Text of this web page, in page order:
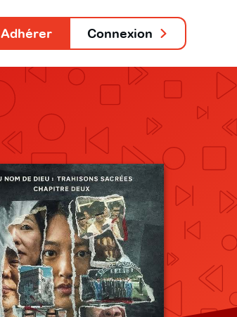
Adhérer Connexion